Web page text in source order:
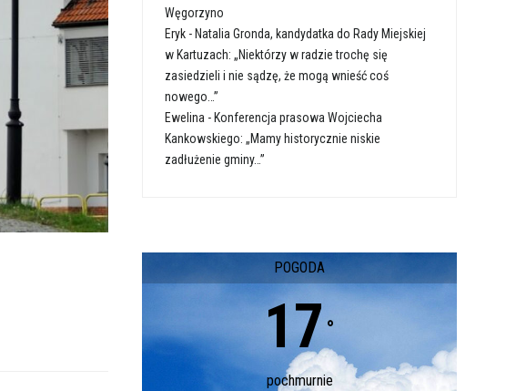
Węgorzyno
Eryk - Natalia Gronda, kandydatka do Rady Miejskiej
w Kartuzach: „Niektórzy w radzie trochę się
zasiedzieli i nie sądzę, że mogą wnieść coś
nowego…”
Ewelina - Konferencja prasowa Wojciecha
Kankowskiego: „Mamy historycznie niskie
zadłużenie gminy…”
POGODA
17 °
pochmurnie